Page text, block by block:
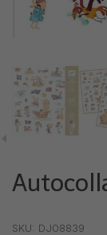
SKU: DJ08839